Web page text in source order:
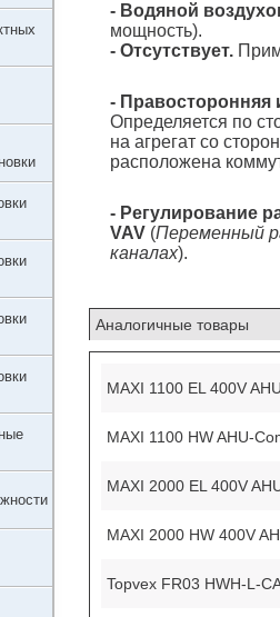
- Водяной
мощность).
- Отсутствует.
- Правосторонняя
Определяется по
на агрегат со
расположена
- Регулирование
VAV(Переменный
каналах).
Аналогичные товары
MAXI 1100 EL 400V
MAXI 1100 HW AHU-
MAXI 2000 EL 400V
MAXI 2000 HW 400V
Topvex FR03 HWH-L-